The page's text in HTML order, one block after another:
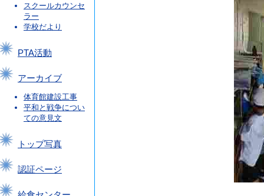
スクールカウンセ
ラー
学校だより
PTA活動
アーカイブ
体育館建設工事
平和と戦争につい
ての意見文
トップ写真
認証ページ